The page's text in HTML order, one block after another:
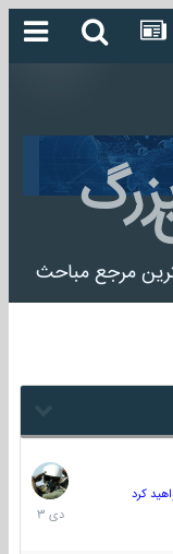
مرجع مباحث
کرد
22
دی
1403